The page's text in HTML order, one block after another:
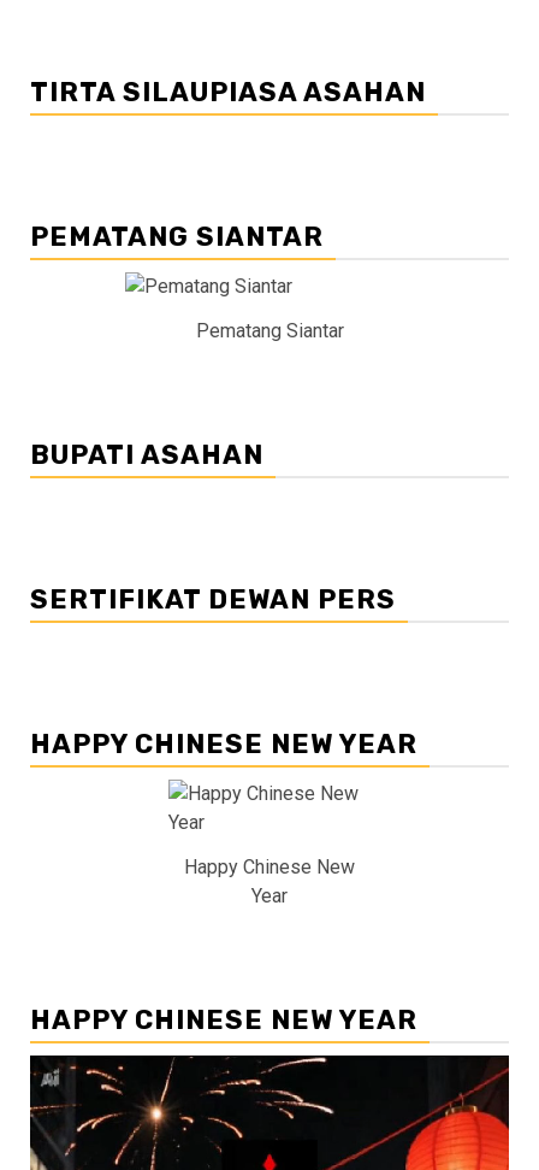
TIRTA SILAUPIASA ASAHAN
PEMATANG SIANTAR
Pematang Siantar
BUPATI ASAHAN
SERTIFIKAT DEWAN PERS
HAPPY CHINESE NEW YEAR
Happy Chinese New
Year
HAPPY CHINESE NEW YEAR